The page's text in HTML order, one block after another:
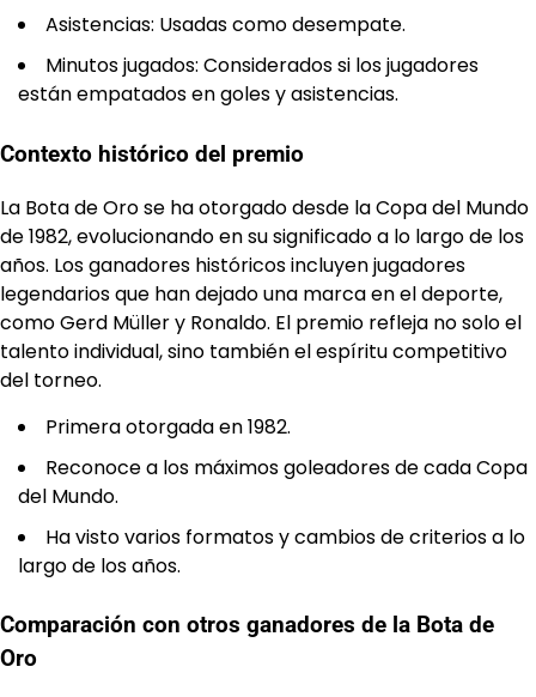
Asistencias: Usadas como desempate.
Minutos jugados: Considerados si los jugadores
están empatados en goles y asistencias.
Contexto histórico del premio
La Bota de Oro se ha otorgado desde la Copa del Mundo
de 1982, evolucionando en su significado a lo largo de los
años. Los ganadores históricos incluyen jugadores
legendarios que han dejado una marca en el deporte,
como Gerd Müller y Ronaldo. El premio refleja no solo el
talento individual, sino también el espíritu competitivo
del torneo.
Primera otorgada en 1982.
Reconoce a los máximos goleadores de cada Copa
del Mundo.
Ha visto varios formatos y cambios de criterios a lo
largo de los años.
Comparación con otros ganadores de la Bota de
Oro